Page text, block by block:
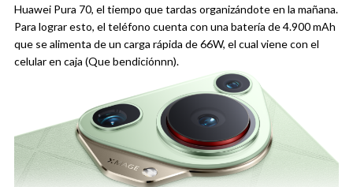
Huawei Pura 70, el tiempo que tardas organizándote en la mañana.
Para lograr esto, el teléfono cuenta con una batería de 4.900 mAh
que se alimenta de un carga rápida de 66W, el cual viene con el
celular en caja (Que bendiciónnn).